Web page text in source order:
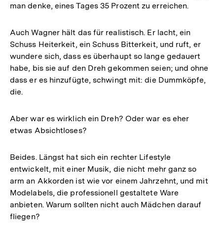
man denke, eines Tages 35 Prozent zu erreichen.
Auch Wagner hält das für realistisch. Er lacht, ein
Schuss Heiterkeit, ein Schuss Bitterkeit, und ruft, er
wundere sich, dass es überhaupt so lange gedauert
habe, bis sie auf den Dreh gekommen seien; und ohne
dass er es hinzufügte, schwingt mit: die Dummköpfe,
die.
Aber war es wirklich ein Dreh? Oder war es eher
etwas Absichtloses?
Beides. Längst hat sich ein rechter Lifestyle
entwickelt, mit einer Musik, die nicht mehr ganz so
arm an Akkorden ist wie vor einem Jahrzehnt, und mit
Modelabels, die professionell gestaltete Ware
anbieten. Warum sollten nicht auch Mädchen darauf
fliegen?